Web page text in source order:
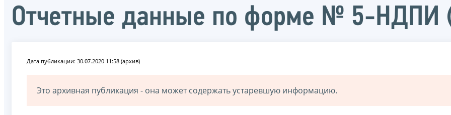
Отчетные данные по форме № 5-НДПИ
Дата публикации: 30.07.2020 11:58 (архив)
Это архивная публикация - она может содержать устаревшую информацию.